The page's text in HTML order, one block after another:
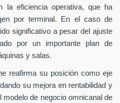
la eficiencia operativa, que ha
por terminal. En el caso de
significativo a pesar del ajuste
por un importante plan de
y salas.
reafirma su posición como eje
su mejora en rentabilidad y
modelo de negocio omnicanal de